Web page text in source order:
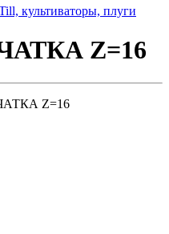
культиваторы, плуги
Z=16
Z=16